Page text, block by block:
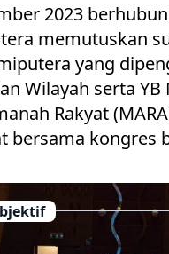
2023
memutuskan
yang
Wilayah serta
Rakyat
bersama kongres